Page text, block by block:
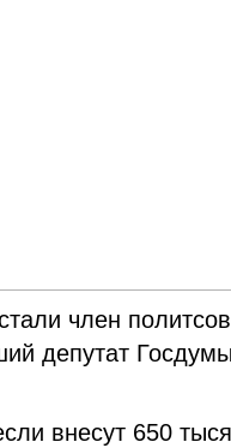
член
депутат
внесут 650